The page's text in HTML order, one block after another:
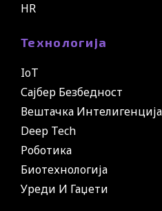
HR
Технологија
IoT
Сајбер Безбедност
Вештачка Интелигенција
Deep Tech
Роботика
Биотехнологија
Уреди И Гаџети